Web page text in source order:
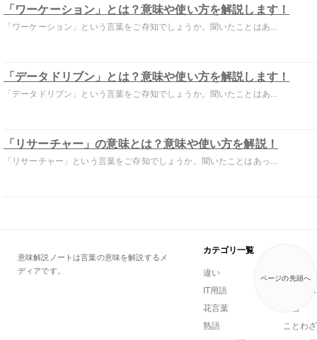
「ワーケーション」とは？意味や使い方を解説します！
「ワーケーション」という言葉をご存知でしょうか。聞いたことはあ...
「データドリブン」とは？意味や使い方を解説します！
「データドリブン」という言葉をご存知でしょうか。聞いたことはあ...
「リサーチャー」の意味とは？意味や使い方を解説！
「リサーチャー」という言葉をご存知でしょうか。聞いたことはあっ...
ページの先頭へ
意味解説ノートは言葉の意味を解説するメ
ディアです。
カテゴリ一覧
違い
一般用語
IT用語
ビジネ
花言葉
方言
熟語
ことわ